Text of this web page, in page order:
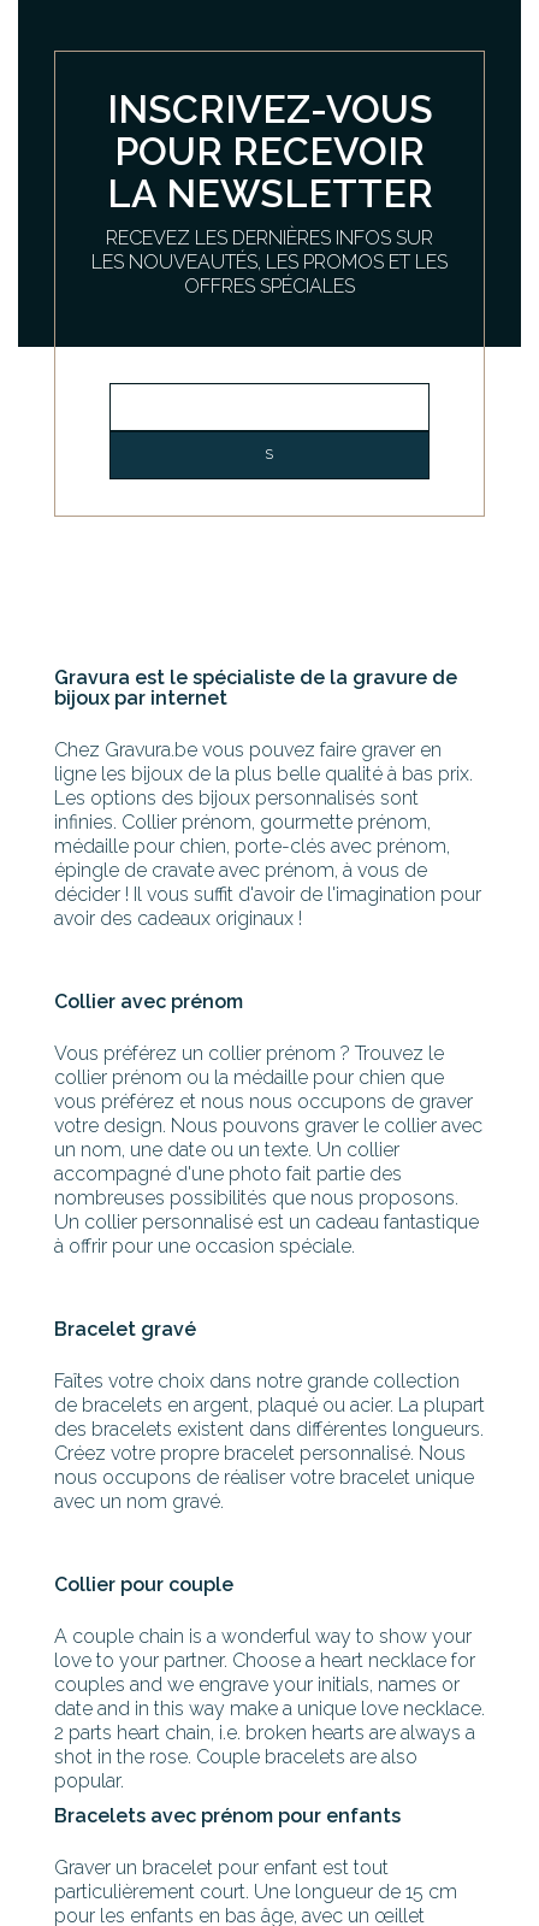
INSCRIVEZ-VOUS
POUR RECEVOIR
LA NEWSLETTER
RECEVEZ LES DERNIÈRES INFOS SUR
LES NOUVEAUTÉS, LES PROMOS ET LES
OFFRES SPÉCIALES
Gravura est le spécialiste de la gravure de
bijoux par internet
Chez Gravura.be vous pouvez faire graver en
ligne les bijoux de la plus belle qualité à bas prix.
Les options des bijoux personnalisés sont
infinies. Collier prénom, gourmette prénom,
médaille pour chien, porte-clés avec prénom,
épingle de cravate avec prénom, à vous de
décider ! Il vous suffit d'avoir de l'imagination pour
avoir des cadeaux originaux !
Collier avec prénom
Vous préférez un collier prénom ? Trouvez le
collier prénom ou la médaille pour chien que
vous préférez et nous nous occupons de graver
votre design. Nous pouvons graver le collier avec
un nom, une date ou un texte. Un collier
accompagné d'une photo fait partie des
nombreuses possibilités que nous proposons.
Un collier personnalisé est un cadeau fantastique
à offrir pour une occasion spéciale.
Bracelet gravé
Faîtes votre choix dans notre grande collection
de bracelets en argent, plaqué ou acier. La plupart
des bracelets existent dans différentes longueurs.
Créez votre propre bracelet personnalisé. Nous
nous occupons de réaliser votre bracelet unique
avec un nom gravé.
Collier pour couple
A couple chain is a wonderful way to show your
love to your partner. Choose a heart necklace for
couples and we engrave your initials, names or
date and in this way make a unique love necklace.
2 parts heart chain, i.e. broken hearts are always a
shot in the rose. Couple bracelets are also
popular.
Bracelets avec prénom pour enfants
Graver un bracelet pour enfant est tout
particulièrement court. Une longueur de 15 cm
pour les enfants en bas âge, avec un œillet